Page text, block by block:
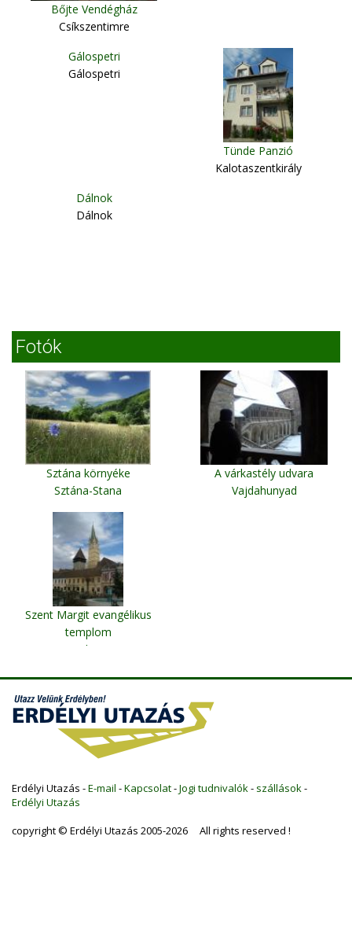
Bőjte Vendégház
Csíkszentimre
Gálospetri
Gálospetri
Tünde Panzió
Kalotaszentkirály
Dálnok
Dálnok
Fotók
Sztána környéke
Sztána-Stana
A várkastély udvara
Vajdahunyad
Szent Margit evangélikus
templom
Medgyes
Erdélyi Utazás -E-mail -Kapcsolat-Jogi tudnivalók - szállások -
Erdélyi Utazás
copyright © Erdélyi Utazás 2005-2026 All rights reserved !